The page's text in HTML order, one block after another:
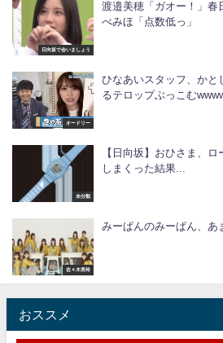
日向坂で会いましょう
渡邉美穂「ガオー！」春
べみほ「点数低っ」
オードリー
ひなあいスタッフ、かと
るテロップぶっこむ
未分類
【日向坂】おひさま、
しまくった結果...
佐々木美玲
みーぱんのみーぱん、あ
おススメ